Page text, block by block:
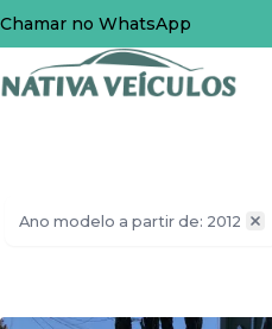
Chamar no WhatsApp
Ano modelo a partir de: 2012